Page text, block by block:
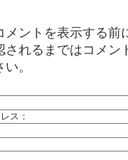
メントを表示する前
されるまではコメン
。
ス：